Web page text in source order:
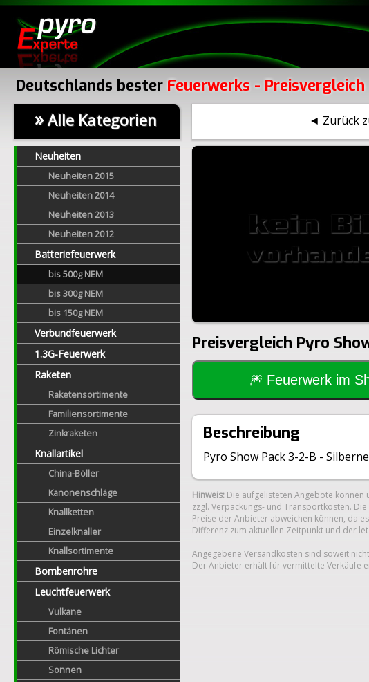
Deutschlands bester Feuerwerks - Preisvergleich
»Alle Kategorien
Neuheiten
Neuheiten 2015
Neuheiten 2014
Neuheiten 2013
Neuheiten 2012
Batteriefeuerwerk
bis 500g NEM
bis 300g NEM
bis 150g NEM
Verbundfeuerwerk
1.3G-Feuerwerk
Raketen
Raketensortimente
Familiensortimente
Zinkraketen
Knallartikel
China-Böller
Kanonenschläge
Knallketten
Einzelknaller
Knallsortimente
Bombenrohre
Leuchtfeuerwerk
Vulkane
Fontänen
Römische Lichter
Sonnen
◄ Zurück
Preisvergleich Pyro
🎆 Feuerwerk im
Beschreibung
Pyro Show Pack 3-2-B -
Hinweis: Die aufgelisteten Angebote können
zzgl. Verpackungs- und Transportkosten.
Preise der Anbieter abweichen können, da
Differenz zum aktuellen Zeitpunkt und der
Angegebene Versandkosten sind soweit
Der Anbieter erhält für vermittelte Verkäufe